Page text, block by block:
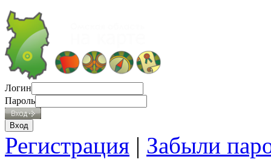
Логин
Пароль
Регистрация | Забыли